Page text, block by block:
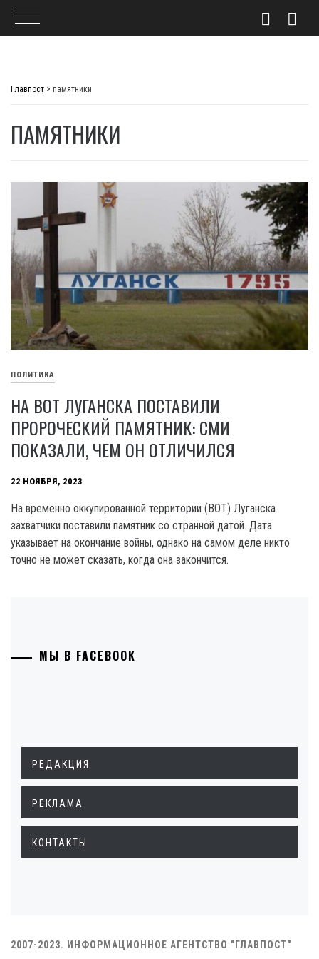
Главпост > памятники
ПАМЯТНИКИ
ПОЛИТИКА
НА ВОТ ЛУГАНСКА ПОСТАВИЛИ
ПРОРОЧЕСКИЙ ПАМЯТНИК: СМИ
ПОКАЗАЛИ, ЧЕМ ОН ОТЛИЧИЛСЯ
22 НОЯБРЯ, 2023
На временно оккупированной территории (BOT) Луганска
захватчики поставили памятник со странной датой. Дата
указывает на окончание войны, однако на самом деле никто
точно не может сказать, когда она закончится.
МЫ В FACEBOOK
РЕДАКЦИЯ
РЕКЛАМА
КОНТАКТЫ
2007-2023. ИНФОРМАЦИОННОЕ АГЕНТСТВО "ГЛАВПОСТ"